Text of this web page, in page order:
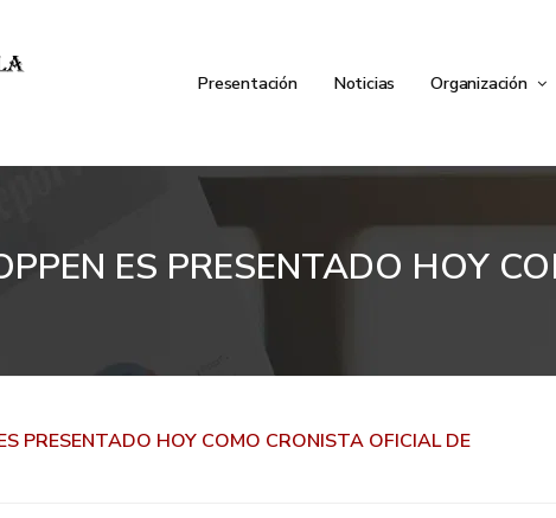
Presentación Noticias Organización
ES PRESENTADO HOY
PRESENTADO HOY COMO CRONISTA OFICIAL DE